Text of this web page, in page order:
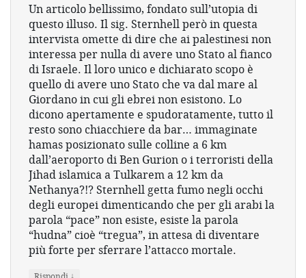
Un articolo bellissimo, fondato sull’utopia di
questo illuso. Il sig. Sternhell però in questa
intervista omette di dire che ai palestinesi non
interessa per nulla di avere uno Stato al fianco
di Israele. Il loro unico e dichiarato scopo è
quello di avere uno Stato che va dal mare al
Giordano in cui gli ebrei non esistono. Lo
dicono apertamente e spudoratamente, tutto il
resto sono chiacchiere da bar… immaginate
hamas posizionato sulle colline a 6 km
dall’aeroporto di Ben Gurion o i terroristi della
Jihad islamica a Tulkarem a 12 km da
Nethanya?!? Sternhell getta fumo negli occhi
degli europei dimenticando che per gli arabi la
parola “pace” non esiste, esiste la parola
“hudna” cioè “tregua”, in attesa di diventare
più forte per sferrare l’attacco mortale.
↓